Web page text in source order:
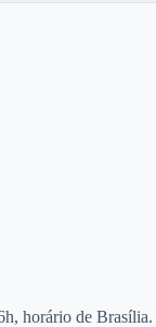
horário de